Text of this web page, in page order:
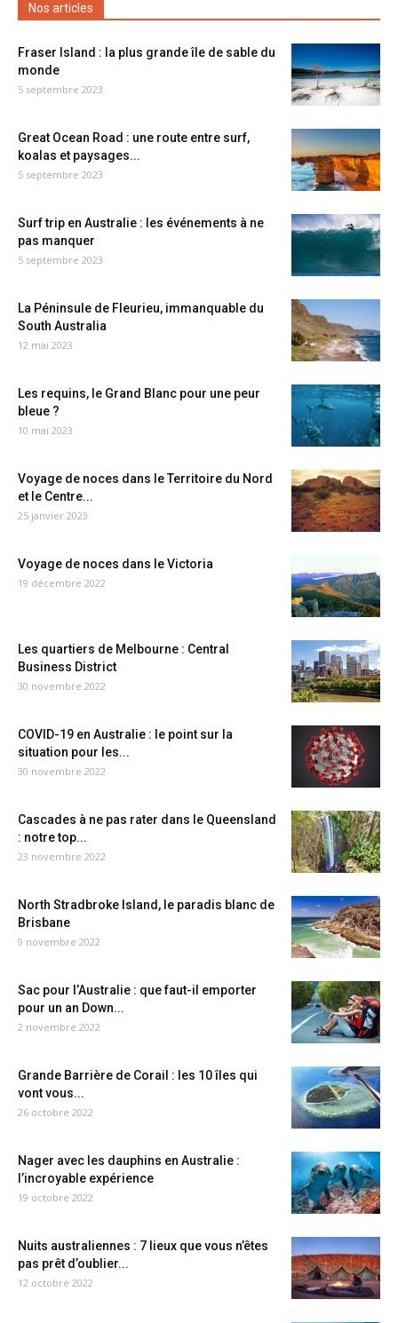
Nos articles
Fraser Island : la plus grande île de sable du
monde
5 septembre 2023
Great Ocean Road : une route entre surf,
koalas et paysages...
5 septembre 2023
Surf trip en Australie : les événements à ne
pas manquer
5 septembre 2023
La Péninsule de Fleurieu, immanquable du
South Australia
12 mai 2023
Les requins, le Grand Blanc pour une peur
bleue ?
10 mai 2023
Voyage de noces dans le Territoire du Nord
et le Centre...
25 janvier 2023
Voyage de noces dans le Victoria
19 décembre 2022
Les quartiers de Melbourne : Central
Business District
30 novembre 2022
COVID-19 en Australie : le point sur la
situation pour les...
30 novembre 2022
Cascades à ne pas rater dans le Queensland
: notre top...
23 novembre 2022
North Stradbroke Island, le paradis blanc de
Brisbane
9 novembre 2022
Sac pour l’Australie : que faut-il emporter
pour un an Down...
2 novembre 2022
Grande Barrière de Corail : les 10 îles qui
vont vous...
26 octobre 2022
Nager avec les dauphins en Australie :
l’incroyable expérience
19 octobre 2022
Nuits australiennes : 7 lieux que vous n’êtes
pas prêt d’oublier...
12 octobre 2022